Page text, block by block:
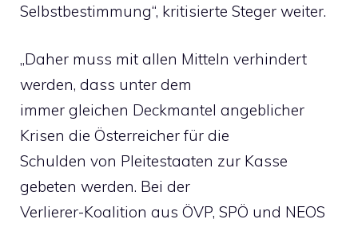
Selbstbestimmung“, kritisierte Steger weiter.
„Daher muss mit allen Mitteln verhindert
werden, dass unter dem
immer gleichen Deckmantel angeblicher
Krisen die Österreicher für die
Schulden von Pleitestaaten zur Kasse
gebeten werden. Bei der
Verlierer-Koalition aus ÖVP, SPÖ und NEOS